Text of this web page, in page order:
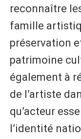
reconnaître
famille
préservation
patrimoine
également à
de l’artiste
qu’acteur
l’identité